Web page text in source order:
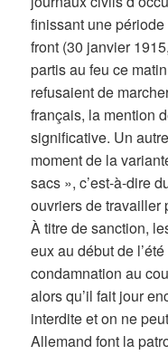
finissant une
front (30 janvier
partis au feu ce
refusaient de
français, la mention
significative. Un
moment de la
sacs », c’est-à-dire
ouvriers de travailler
À titre de sanction,
eux au début de
condamnation au
alors qu’il fait jour
interdite et on ne
Allemand font la